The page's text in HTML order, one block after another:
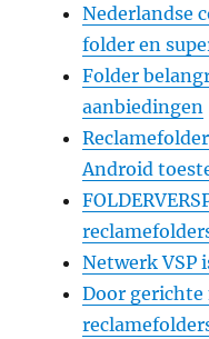
Nederlandse
folder en
Folder
aanbiedingen
Android
Netwerk VSP
Door